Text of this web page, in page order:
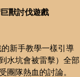
獸討伐遊戲
的新手教學一樣引導
水坑會被雷擊）全部
團隊熱血的討論。